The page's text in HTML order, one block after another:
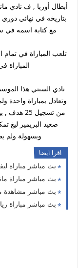
أبطال أوربا , ف نادي
بتاريخه في نهائي
مع كتابة اسمه في
تلعب المباراة في
المباراة
وتعادل بمباراة واحدة
صعيد البريمير ليغ
وبسهولة ولم
اقرا ايضا
بث مباشر مباراة
بث مباشر مباراة
بث مباشر مشاهدة
بث مباشر مباراة